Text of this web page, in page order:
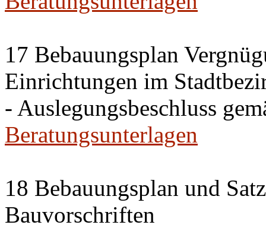
17 Bebauungsplan
Einrichtungen im
- Auslegungsbeschluss
Beratungsunterlagen
18 Bebauungsplan und
Bauvorschriften